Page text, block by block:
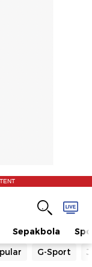
Sepakbola
G-Sport